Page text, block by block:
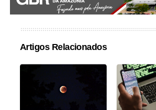
Artigos Relacionados